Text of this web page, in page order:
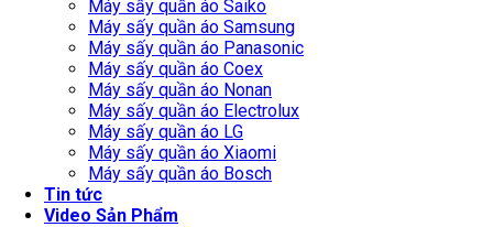
Máy sấy quần áo Saiko
Máy sấy quần áo Samsung
Máy sấy quần áo Panasonic
Máy sấy quần áo Coex
Máy sấy quần áo Nonan
Máy sấy quần áo Electrolux
Máy sấy quần áo LG
Máy sấy quần áo Xiaomi
Máy sấy quần áo Bosch
Tin tức
Video Sản Phẩm